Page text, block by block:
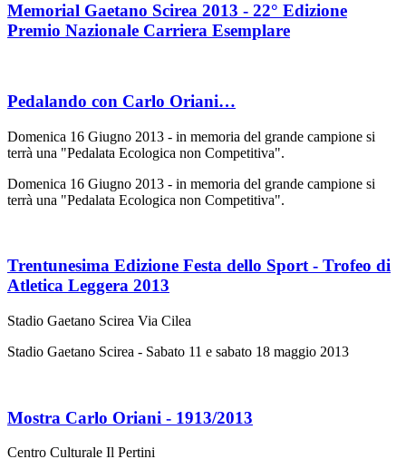
Memorial Gaetano Scirea 2013 - 22° Edizione
Premio Nazionale Carriera Esemplare
Pedalando con Carlo Oriani…
Domenica 16 Giugno 2013 - in memoria del grande campione si
terrà una "Pedalata Ecologica non Competitiva".
Domenica 16 Giugno 2013 - in memoria del grande campione si
terrà una "Pedalata Ecologica non Competitiva".
Trentunesima Edizione Festa dello Sport - Trofeo di
Atletica Leggera 2013
Stadio Gaetano Scirea Via Cilea
Stadio Gaetano Scirea - Sabato 11 e sabato 18 maggio 2013
Mostra Carlo Oriani - 1913/2013
Centro Culturale Il Pertini